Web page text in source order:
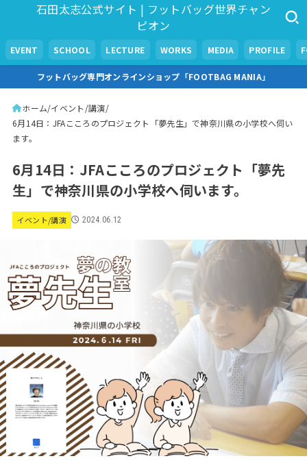
石田太志公式サイト | フットバッグ世界チャン
ピオン
EVENT SCHOOL LECTURE WORKS MEDIA PROFILE
フットバッグ専門オンラインショップ「FOOTBAG MANIA」
ホーム イベント/講演
6月14日：JFAこころのプロジェクト「夢先生」で神奈川県の小学校へ伺い
ます。
6月14日：JFAこころのプロジェクト「夢先
生」で神奈川県の小学校へ伺います。
イベント/講演 2024.06.12